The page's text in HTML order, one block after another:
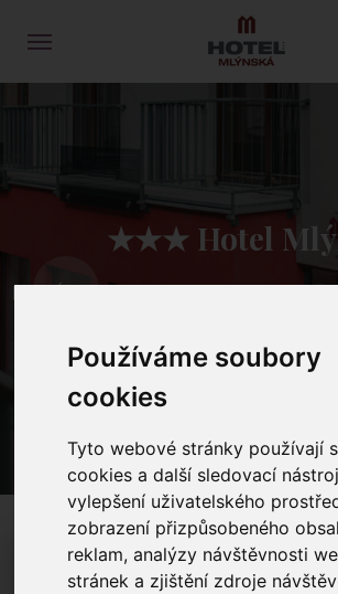
Používáme soubory
cookies
Tyto webové stránky používají
cookies a další sledovací
vylepšení uživatelského
zobrazení přizpůsobeného
reklam, analýzy návštěvnosti
stránek a zjištění zdroje
★★★ Hotel
Komfortní ubytování v centru
PŘÍJEZD